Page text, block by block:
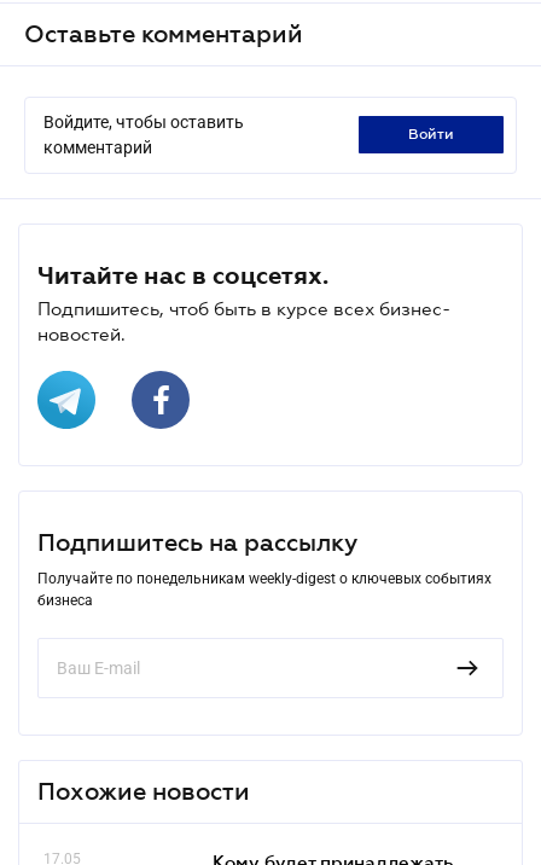
Оставьте комментарий
Войдите, чтобы оставить
комментарий
войти
Читайте нас в соцсетях.
Подпишитесь, чтоб быть в курсе всех бизнес-
новостей.
Подпишитесь на рассылку
Получайте по понедельникам weekly-digest о ключевых событиях
бизнеса
Похожие новости
17.05